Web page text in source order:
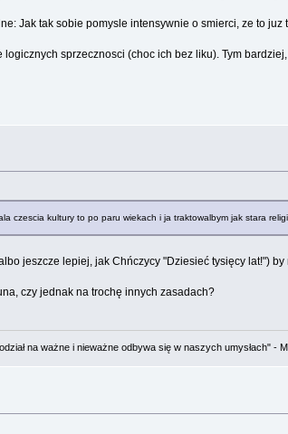
Jak tak sobie pomysle intensywnie o smierci, ze to
sprzecznosci (choc ich bez liku). Tym
czescia kultury to po paru wiekach i ja traktowalbym jak stara
jeszcze lepiej, jak Chńczycy "Dziesieć tysięcy lat!") by
czy jednak na trochę innych zasadach?
na ważne i nieważne odbywa się w naszych umysłach" -